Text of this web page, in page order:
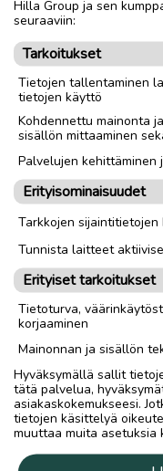
Hilla Group ja sen
seuraaviin:
Tarkoitukset
Tietojen tallentaminen
tietojen käyttö
Kohdennettu mainonta
sisällön mittaaminen
Palvelujen kehittäminen
Erityisominaisuudet
Tarkkojen sijaintitietojen
Tunnista laitteet
Erityiset tarkoitukset
Tietoturva,
korjaaminen
Mainonnan ja sisällön
Hyväksymällä sallit
tätä palvelua,
asiakaskokemukseesi.
tietojen käsittelyä
muuttaa muita asetuksia